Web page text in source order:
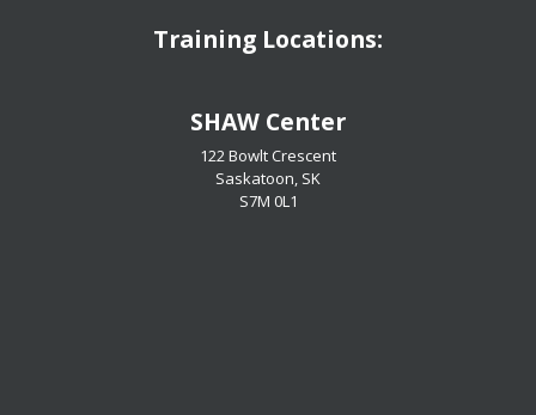
Training Locations:
​​​​​​​SHAW Center
122 Bowlt Crescent
Saskatoon, SK
​​​​​​​S7M 0L1